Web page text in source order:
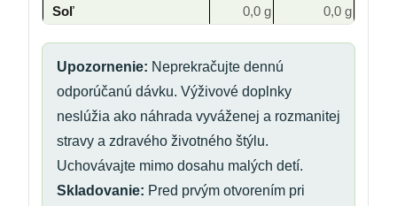
Soľ 0,0 g 0,0 g
Upozornenie: Neprekračujte dennú
odporúčanú dávku. Výživové doplnky
neslúžia ako náhrada vyváženej a rozmanitej
stravy a zdravého životného štýlu.
Uchovávajte mimo dosahu malých detí.
Skladovanie: Pred prvým otvorením pri